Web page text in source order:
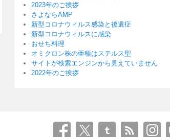
2023年のご挨拶
さよならAMP
新型コロナウィルス感染と後遺症
新型コロナウィルスに感染
おせち料理
オミクロン株の亜種はステルス型
サイトが検索エンジンから見えていません
2022年のご挨拶